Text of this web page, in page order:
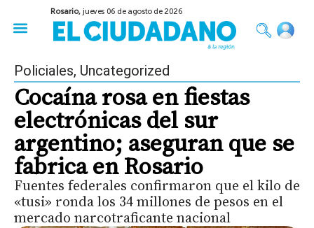
Rosario,jueves 06 de agosto de 2026
Policiales, Uncategorized
Cocaína rosa en fiestas
electrónicas del sur
argentino; aseguran que se
fabrica en Rosario
Fuentes federales confirmaron que el kilo de
«tusi» ronda los 34 millones de pesos en el
mercado narcotraficante nacional